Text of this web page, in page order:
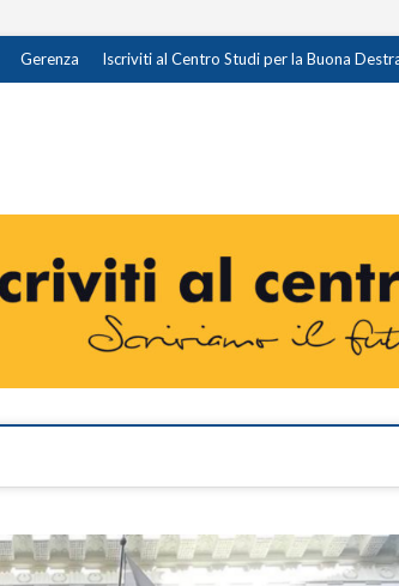
Gerenza Iscriviti al Centro Studi per la Buona